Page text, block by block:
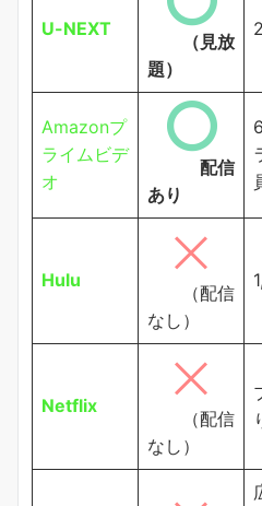
U-NEXT
（見放
題）
Amazonプ
ライムビデ
オ
配信
あり
Hulu
（配信
なし）
Netflix
（配信
なし）